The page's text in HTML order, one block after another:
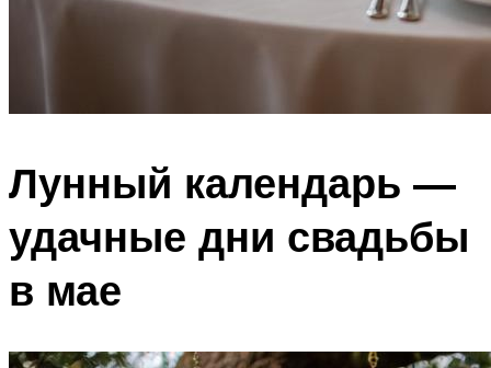
Лунный календарь —
удачные дни свадьбы
в мае